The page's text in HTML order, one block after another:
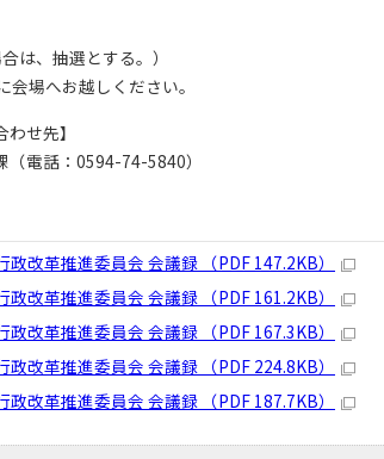
は、抽選とする。）
場へお越しください。
せ先】
電話：0594-74-5840）
改革推進委員会 会議録 （PDF 147.2KB）
改革推進委員会 会議録 （PDF 161.2KB）
改革推進委員会 会議録 （PDF 167.3KB）
改革推進委員会 会議録 （PDF 224.8KB）
改革推進委員会 会議録 （PDF 187.7KB）